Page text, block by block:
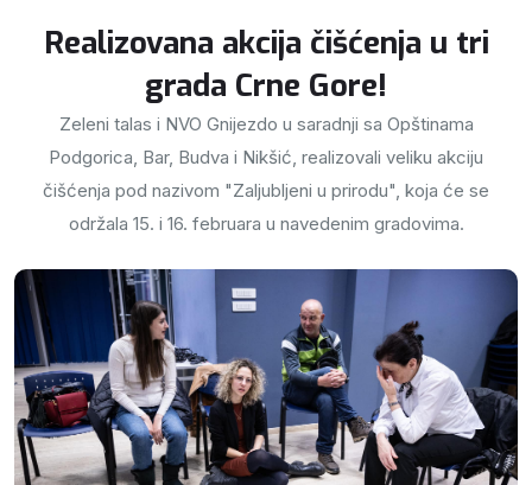
Realizovana akcija čišćenja u tri
grada Crne Gore!
Zeleni talas i NVO Gnijezdo u saradnji sa Opštinama
Podgorica, Bar, Budva i Nikšić, realizovali veliku akciju
čišćenja pod nazivom "Zaljubljeni u prirodu", koja će se
održala 15. i 16. februara u navedenim gradovima.